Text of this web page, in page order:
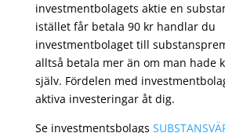
investmentbolagets aktie en
istället får betala 90 kr handlar du
investmentbolaget till
alltså betala mer än om man hade
själv. Fördelen med
aktiva investeringar åt dig.
Se investmentsbolags